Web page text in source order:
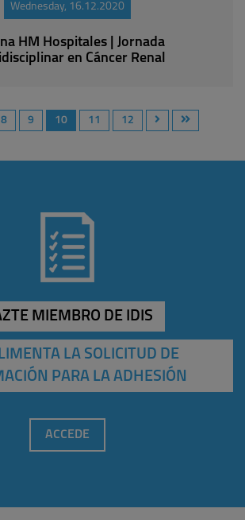
Wednesday, 16.12.2020
HM Hospitales | Jornada
en Cáncer Renal
8 9 10 11 12
MIEMBRO DE IDIS
LA SOLICITUD DE
PARA LA ADHESIÓN
ACCEDE